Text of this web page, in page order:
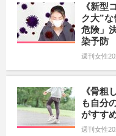
《新型
ク大”
危険」
染予防
週刊女性
《骨粗
も自分
がすす
週刊女性